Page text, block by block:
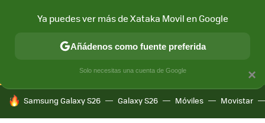
CONECTIVIDAD MÓVIL Y SOCIEDAD APLICACIONES
HOY SE HABLA DE
Samsung Galaxy S26 Galaxy S26 Móviles Movistar
×
Ya puedes ver más de Xataka Movil en Google
Añádenos como fuente preferida
Solo necesitas una cuenta de Google